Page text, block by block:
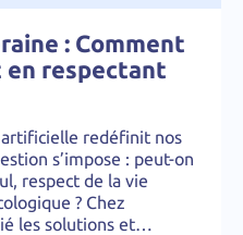
: Comment
en respectant
artificielle redéfinit nos
s’impose : peut-on
respect de la vie
? Chez
les solutions et…